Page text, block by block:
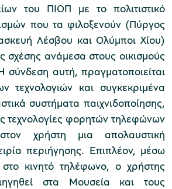
Στυμφαλίας
Χίου
του ΠΙΟΠ με το πολιτιστικό
που τα φιλοξενούν (Πύργος
Λέσβου και Ολύμποι Χίου)
σχέσης ανάμεσα στους οικισμούς
σύνδεση αυτή, πραγματοποιείται
τεχνολογιών και συγκεκριμένα
συστήματα παιχνιδοποίησης,
τεχνολογίες φορητών τηλεφώνων
χρήστη μια απολαυστική
περιήγησης. Επιπλέον, μέσω
κινητό τηλέφωνο, ο χρήστης
στα Μουσεία και τους